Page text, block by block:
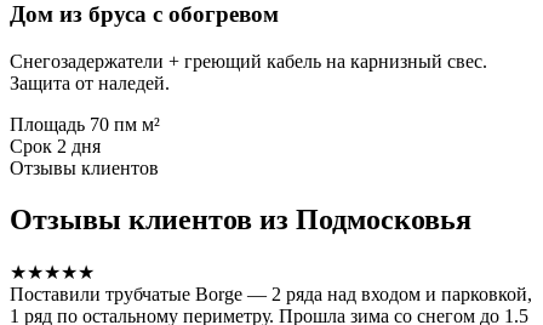
Дом из бруса с обогревом
Снегозадержатели + греющий кабель на карнизный свес.
Защита от наледей.
Площадь 70 пм м²
Срок 2 дня
Отзывы клиентов
Отзывы клиентов из Подмосковья
★★★★★
Поставили трубчатые Borge — 2 ряда над входом и парковкой,
1 ряд по остальному периметру. Прошла зима со снегом до 1.5